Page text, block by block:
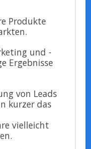
Produkte
und -
Ergebnisse
von Leads
kurzer das
vielleicht